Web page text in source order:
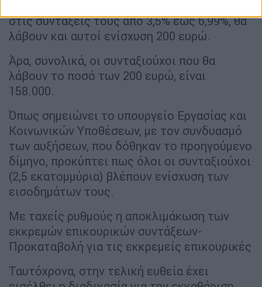
στις συντάξεις τους από 3,5% έως 6,99%, θα
λάβουν και αυτοί ενίσχυση 200 ευρώ.
Άρα, συνολικά, οι συνταξιούχοι που θα
λάβουν το ποσό των 200 ευρώ, είναι
158.000.
Όπως σημειώνει το υπουργείο Εργασίας και
Κοινωνικών Υποθέσεων, με τον συνδυασμό
των αυξήσεων, που δόθηκαν το προηγούμενο
δίμηνο, προκύπτει πως όλοι οι συνταξιούχοι
(2,5 εκατομμύρια) βλέπουν ενίσχυση των
εισοδημάτων τους.
Με ταχείς ρυθμούς η αποκλιμάκωση των
εκκρεμών επικουρικών συντάξεων-
Προκαταβολή για τις εκκρεμείς επικουρικές
Ταυτόχρονα, στην τελική ευθεία έχει